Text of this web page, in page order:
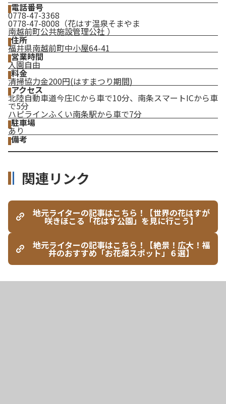
電話番号
0778-47-3368
0778-47-8008（花はす温泉そまやま
南越前町公共施設管理公社 ）
住所
福井県南越前町中小屋64-41
営業時間
入園自由
料金
清掃協力金200円(はすまつり期間)
アクセス
北陸自動車道今庄ICから車で10分、南条スマートICから車
で5分
ハピラインふくい南条駅から車で7分
駐車場
あり
備考
関連リンク
地元ライターの記事はこちら！【世界の花はすが
咲きほこる「花はす公園」を見に行こう】
地元ライターの記事はこちら！【絶景！広大！福
井のおすすめ「お花畑スポット」６選】